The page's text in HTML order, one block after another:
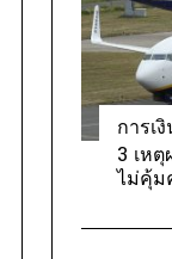
การเ
3 เห
ไม่คุ้ม